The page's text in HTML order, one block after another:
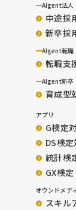
AIgent法人
中途採
新卒採
AIgent転職
転職支
AIgent新卒
育成型
アプリ
G検定
DS検
統計検
GX検
オウンドメデ
スキル